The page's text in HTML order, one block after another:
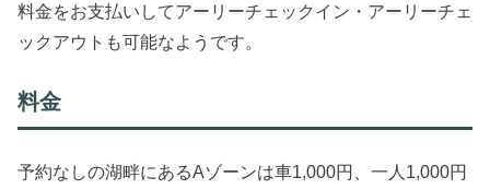
料金をお支払いしてアーリーチェックイン・アーリーチェ
ックアウトも可能なようです。
料金
予約なしの湖畔にあるAゾーンは車1,000円、一人1,000円